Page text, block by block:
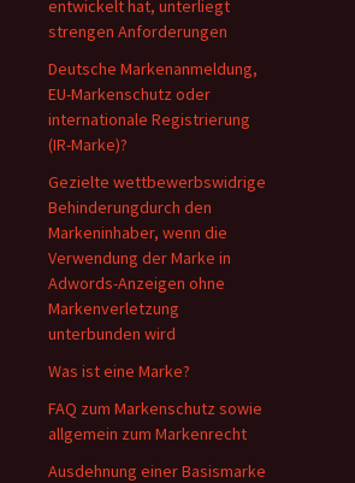
entwickelt hat, unterliegt
strengen Anforderungen
Deutsche Markenanmeldung,
EU-Markenschutz oder
internationale Registrierung
(IR-Marke)?
Gezielte wettbewerbswidrige
Behinderungdurch den
Markeninhaber, wenn die
Verwendung der Marke in
Adwords-Anzeigen ohne
Markenverletzung
unterbunden wird
Was ist eine Marke?
FAQ zum Markenschutz sowie
allgemein zum Markenrecht
Ausdehnung einer Basismarke